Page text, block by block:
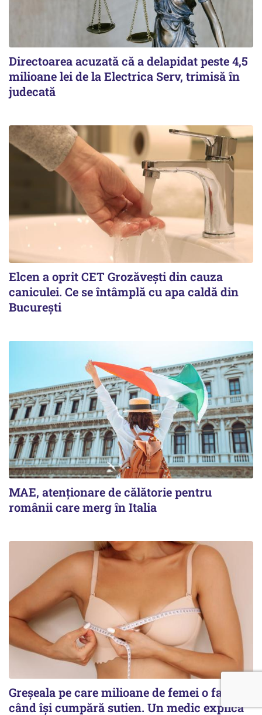
Directoarea acuzată că a delapidat peste 4,5
milioane lei de la Electrica Serv, trimisă în
judecată
Elcen a oprit CET Grozăvești din cauza
caniculei. Ce se întâmplă cu apa caldă din
București
MAE, atenționare de călătorie pentru
românii care merg în Italia
Greșeala pe care milioane de femei o fac
când își cumpără sutien. Un medic explică